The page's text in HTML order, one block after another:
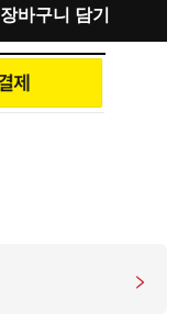
장바구니 담기
>